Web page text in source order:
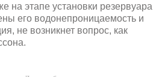
на этапе установки резервуара
его водонепроницаемость и
не возникнет вопрос, как